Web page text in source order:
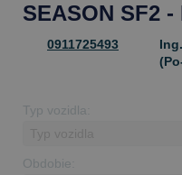
SEASON SF2
0911725493
Typ vozidla:
Obdobie: